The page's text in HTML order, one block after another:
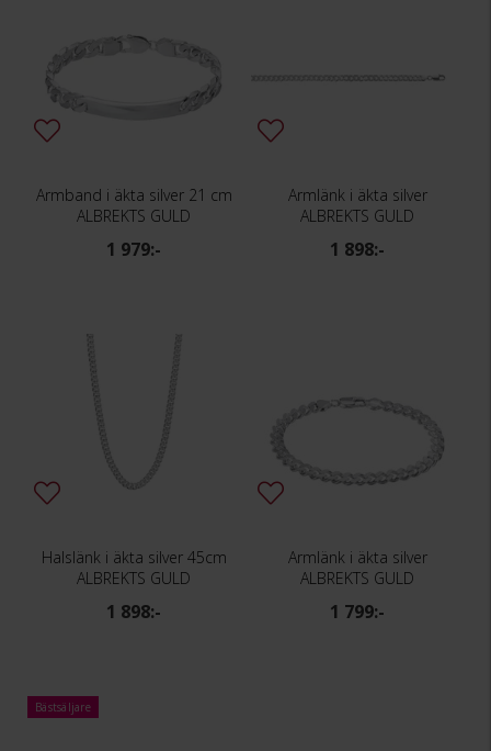
Armband i äkta silver 21 cm
ALBREKTS GULD
1 979:-
Armlänk i äkta silver
ALBREKTS GULD
1 898:-
Halslänk i äkta silver 45cm
ALBREKTS GULD
1 898:-
Armlänk i äkta silver
ALBREKTS GULD
1 799:-
Bästsäljare